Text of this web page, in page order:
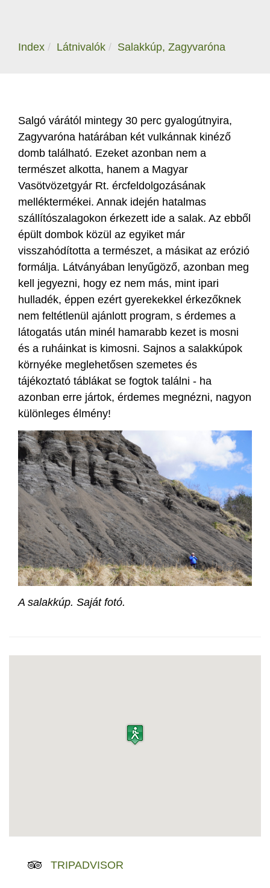
Index Látnivalók Salakkúp, Zagyvaróna
Salgó várától mintegy 30 perc gyalogútnyira,
Zagyvaróna határában két vulkánnak kinéző
domb található. Ezeket azonban nem a
természet alkotta, hanem a Magyar
Vasötvözetgyár Rt. ércfeldolgozásának
melléktermékei. Annak idején hatalmas
szállítószalagokon érkezett ide a salak. Az ebből
épült dombok közül az egyiket már
visszahódította a természet, a másikat az erózió
formálja. Látványában lenyűgöző, azonban meg
kell jegyezni, hogy ez nem más, mint ipari
hulladék, éppen ezért gyerekekkel érkezőknek
nem feltétlenül ajánlott program, s érdemes a
látogatás után minél hamarabb kezet is mosni
és a ruháinkat is kimosni. Sajnos a salakkúpok
környéke meglehetősen szemetes és
tájékoztató táblákat se fogtok találni - ha
azonban erre jártok, érdemes megnézni, nagyon
különleges élmény!
A salakkúp. Saját fotó.
TRIPADVISOR